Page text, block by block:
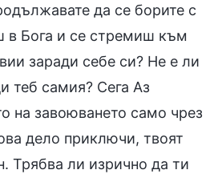
да се борите с
в Бога и се стремиш към
заради себе си? Не е ли
теб самия? Сега Аз
на завоюването само чрез
дело приключи, твоят
Трябва ли изрично да ти